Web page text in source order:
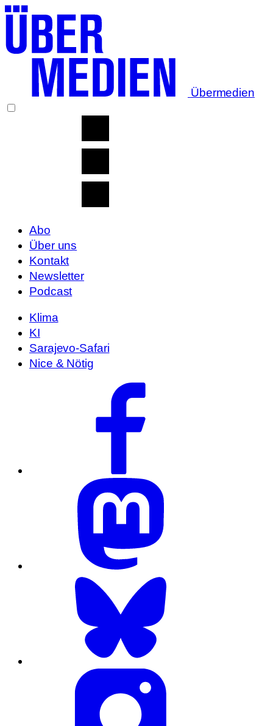
Übermedien
Abo
Über uns
Kontakt
Newsletter
Podcast
Klima
KI
Sarajevo-Safari
Nice & Nötig